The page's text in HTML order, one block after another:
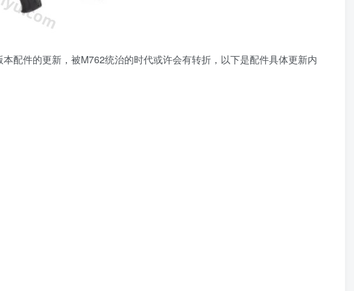
配件的更新，被M762统治的时代或许会有转折，以下是配件具体更新内